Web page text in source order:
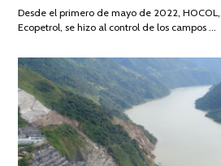
2026
Desde el primero de mayo de 2022,
Ecopetrol, se hizo al control de los campos …